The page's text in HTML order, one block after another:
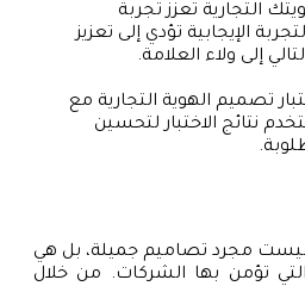
التجارية تعزز تجربة
الإيجابية تؤدي إلى تعزيز
إلى ولاء العلامة.
تصميم الهوية التجارية مع
نتائج الاختبار لتحسين
ليست مجرد تصاميم جميلة، بل هي
تؤمن بها الشركات. من خلال